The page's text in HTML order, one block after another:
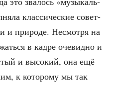
клас­си­че­ские совет­
и при­ро­де. Несмот­ря на
в кад­ре оче­вид­но и
и высо­кий, она ещё
к кото­ро­му мы так